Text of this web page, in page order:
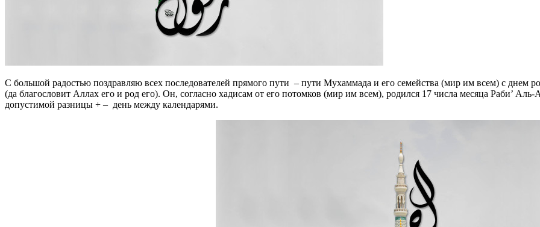
С большой радостью поздравляю всех последователей прямого пути – пути Мухаммада и его семейства (мир им всем) с днем рождения милости для миров – посланника Аллаха Мухаммада
(да благословит Аллах его и род его). Он, согласно хадисам от его потомков (мир им всем), родился 17 числа месяца Раби’ Аль-
допустимой разницы + – день между календарями.